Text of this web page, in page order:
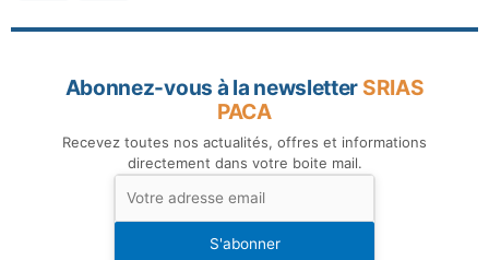
Abonnez-vous à la newsletter SRIAS
PACA
Recevez toutes nos actualités, offres et informations
directement dans votre boite mail.
S'abonner